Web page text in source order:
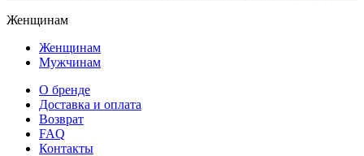
Женщинам
Женщинам
Мужчинам
О бренде
Доставка и оплата
Возврат
FAQ
Контакты